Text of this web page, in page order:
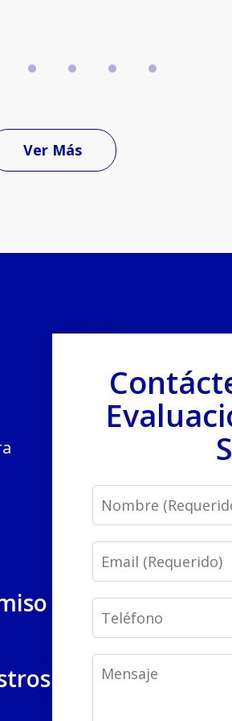
Ver Más
Name
Email
Phone
Message